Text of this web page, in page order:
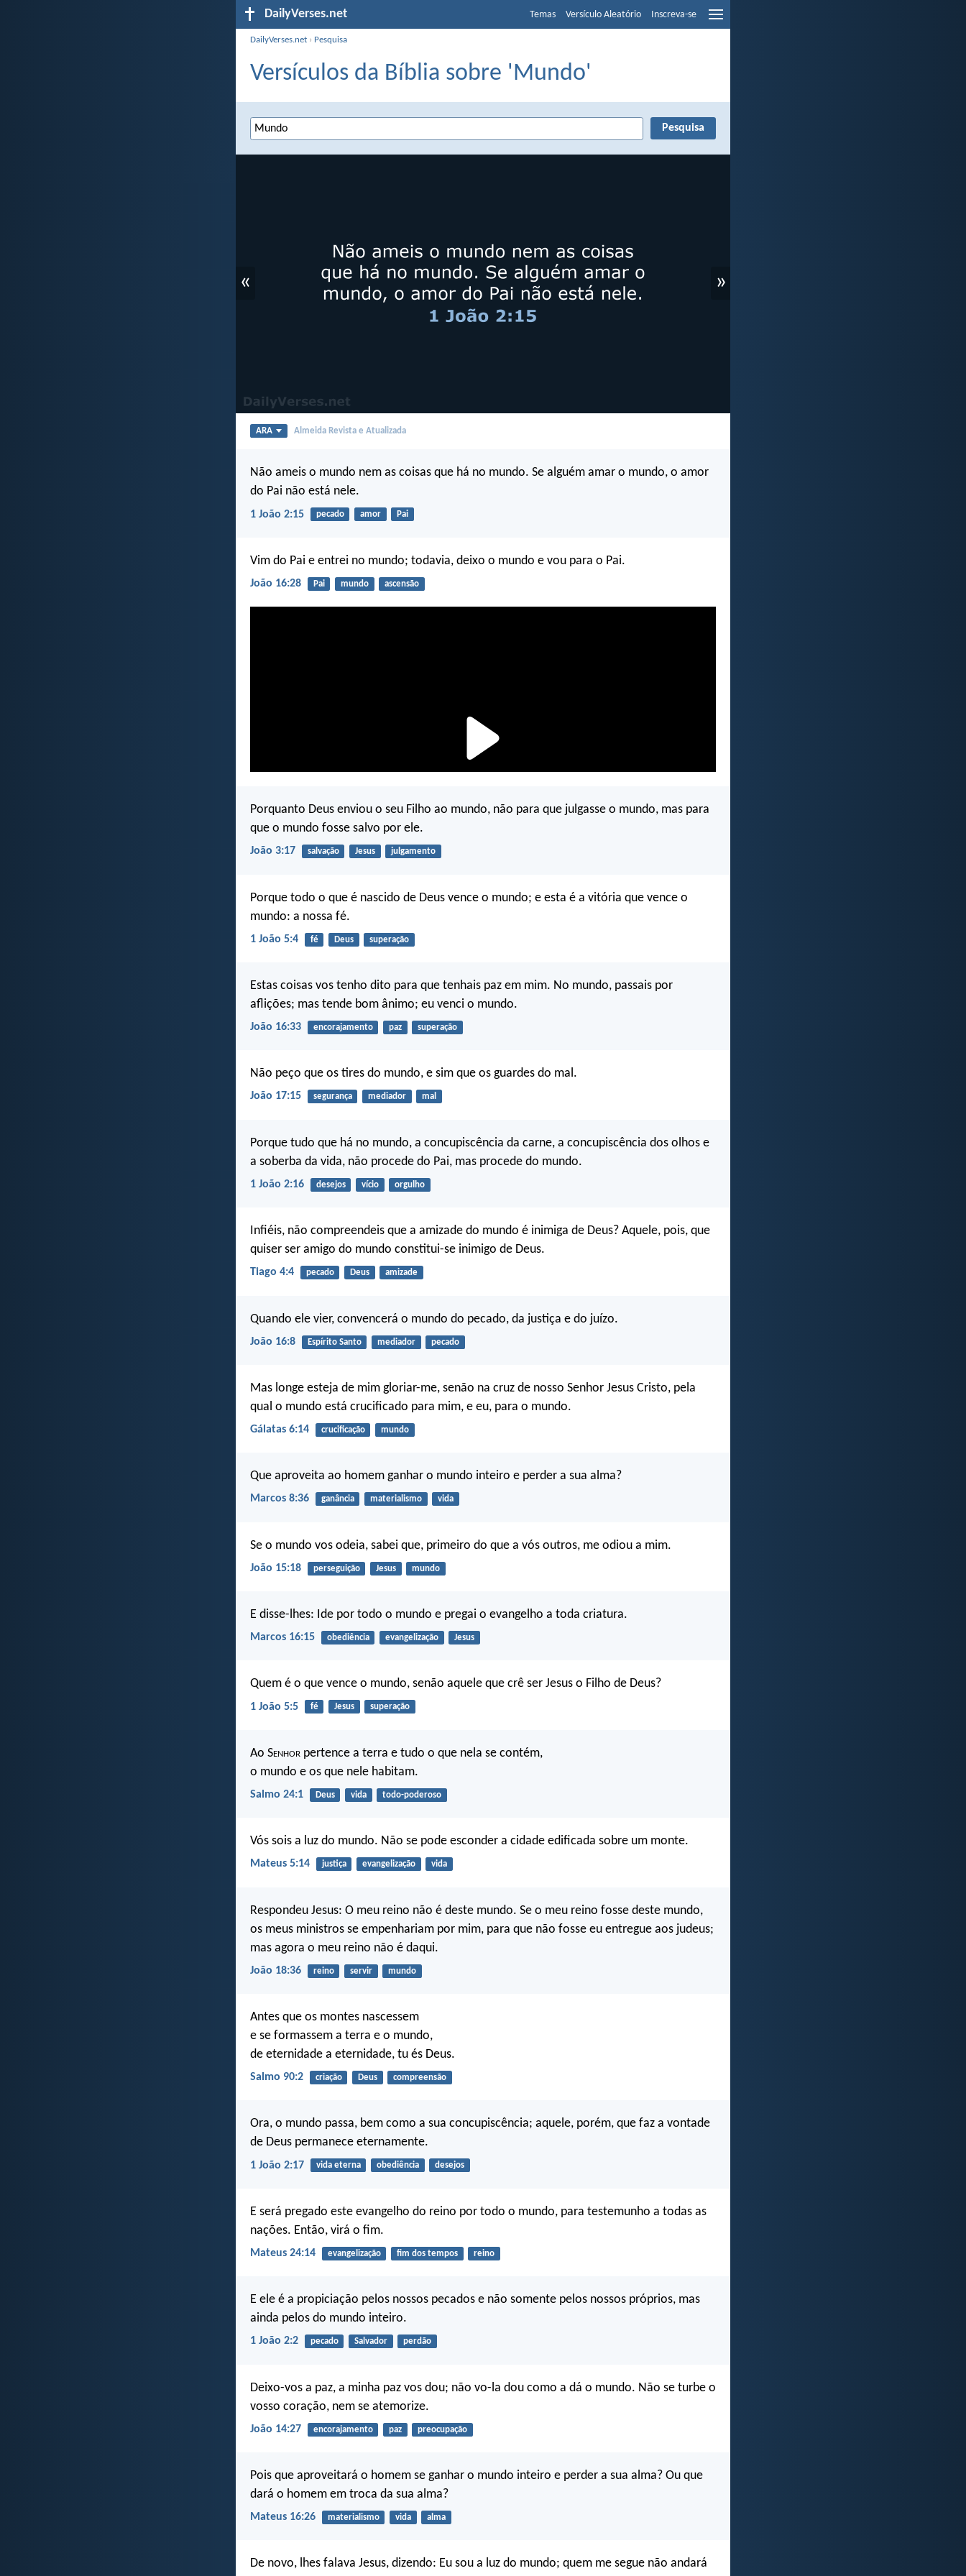
DailyVerses.net Temas Versículo Aleatório Inscreva-se
DailyVerses.net › Pesquisa
Versículos da Bíblia sobre 'Mundo'
« »
ARA Almeida Revista e Atualizada
Não ameis o mundo nem as coisas que há no mundo. Se alguém amar o mundo, o amor
do Pai não está nele.
1 João 2:15 pecado amor Pai
Vim do Pai e entrei no mundo; todavia, deixo o mundo e vou para o Pai.
João 16:28 Pai mundo ascensão
Porquanto Deus enviou o seu Filho ao mundo, não para que julgasse o mundo, mas para
que o mundo fosse salvo por ele.
João 3:17 salvação Jesus julgamento
Porque todo o que é nascido de Deus vence o mundo; e esta é a vitória que vence o
mundo: a nossa fé.
1 João 5:4 fé Deus superação
Estas coisas vos tenho dito para que tenhais paz em mim. No mundo, passais por
aflições; mas tende bom ânimo; eu venci o mundo.
João 16:33 encorajamento paz superação
Não peço que os tires do mundo, e sim que os guardes do mal.
João 17:15 segurança mediador mal
Porque tudo que há no mundo, a concupiscência da carne, a concupiscência dos olhos e
a soberba da vida, não procede do Pai, mas procede do mundo.
1 João 2:16 desejos vício orgulho
Infiéis, não compreendeis que a amizade do mundo é inimiga de Deus? Aquele, pois, que
quiser ser amigo do mundo constitui-se inimigo de Deus.
Tiago 4:4 pecado Deus amizade
Quando ele vier, convencerá o mundo do pecado, da justiça e do juízo.
João 16:8 Espírito Santo mediador pecado
Mas longe esteja de mim gloriar-me, senão na cruz de nosso Senhor Jesus Cristo, pela
qual o mundo está crucificado para mim, e eu, para o mundo.
Gálatas 6:14 crucificação mundo
Que aproveita ao homem ganhar o mundo inteiro e perder a sua alma?
Marcos 8:36 ganância materialismo vida
Se o mundo vos odeia, sabei que, primeiro do que a vós outros, me odiou a mim.
João 15:18 perseguição Jesus mundo
E disse-lhes: Ide por todo o mundo e pregai o evangelho a toda criatura.
Marcos 16:15 obediência evangelização Jesus
Quem é o que vence o mundo, senão aquele que crê ser Jesus o Filho de Deus?
1 João 5:5 fé Jesus superação
Ao Senhor pertence a terra e tudo o que nela se contém,
o mundo e os que nele habitam.
Salmo 24:1 Deus vida todo-poderoso
Vós sois a luz do mundo. Não se pode esconder a cidade edificada sobre um monte.
Mateus 5:14 justiça evangelização vida
Respondeu Jesus: O meu reino não é deste mundo. Se o meu reino fosse deste mundo,
os meus ministros se empenhariam por mim, para que não fosse eu entregue aos judeus;
mas agora o meu reino não é daqui.
João 18:36 reino servir mundo
Antes que os montes nascessem
e se formassem a terra e o mundo,
de eternidade a eternidade, tu és Deus.
Salmo 90:2 criação Deus compreensão
Ora, o mundo passa, bem como a sua concupiscência; aquele, porém, que faz a vontade
de Deus permanece eternamente.
1 João 2:17 vida eterna obediência desejos
E será pregado este evangelho do reino por todo o mundo, para testemunho a todas as
nações. Então, virá o fim.
Mateus 24:14 evangelização fim dos tempos reino
E ele é a propiciação pelos nossos pecados e não somente pelos nossos próprios, mas
ainda pelos do mundo inteiro.
1 João 2:2 pecado Salvador perdão
Deixo-vos a paz, a minha paz vos dou; não vo-la dou como a dá o mundo. Não se turbe o
vosso coração, nem se atemorize.
João 14:27 encorajamento paz preocupação
Pois que aproveitará o homem se ganhar o mundo inteiro e perder a sua alma? Ou que
dará o homem em troca da sua alma?
Mateus 16:26 materialismo vida alma
De novo, lhes falava Jesus, dizendo: Eu sou a luz do mundo; quem me segue não andará